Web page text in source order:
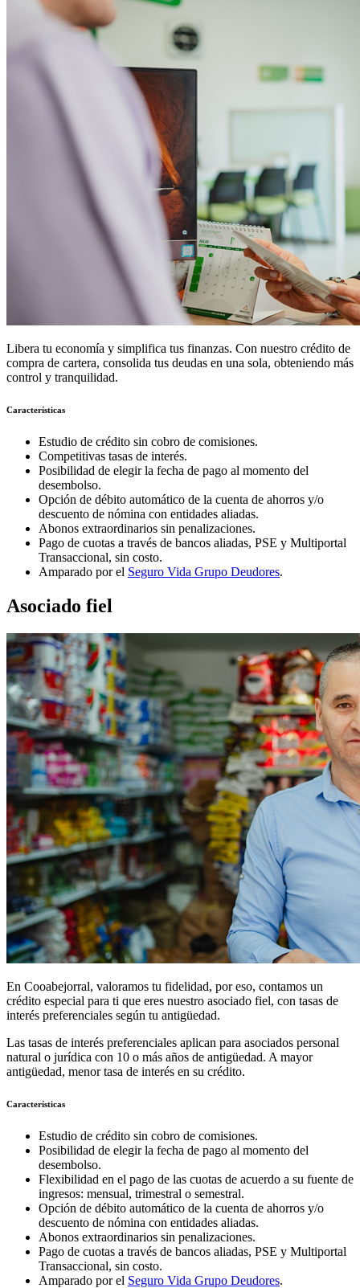
Libera tu economía y simplifica tus finanzas. Con nuestro crédito de
compra de cartera, consolida tus deudas en una sola, obteniendo más
control y tranquilidad.
Características
Estudio de crédito sin cobro de comisiones.
Competitivas tasas de interés.
Posibilidad de elegir la fecha de pago al momento del
desembolso.
Opción de débito automático de la cuenta de ahorros y/o
descuento de nómina con entidades aliadas.
Abonos extraordinarios sin penalizaciones.
Pago de cuotas a través de bancos aliadas, PSE y Multiportal
Transaccional, sin costo.
Amparado por el Seguro Vida Grupo Deudores.
Asociado fiel
En Cooabejorral, valoramos tu fidelidad, por eso, contamos un
crédito especial para ti que eres nuestro asociado fiel, con tasas de
interés preferenciales según tu antigüedad.
Las tasas de interés preferenciales aplican para asociados personal
natural o jurídica con 10 o más años de antigüedad. A mayor
antigüedad, menor tasa de interés en su crédito.
Características
Estudio de crédito sin cobro de comisiones.
Posibilidad de elegir la fecha de pago al momento del
desembolso.
Flexibilidad en el pago de las cuotas de acuerdo a su fuente de
ingresos: mensual, trimestral o semestral.
Opción de débito automático de la cuenta de ahorros y/o
descuento de nómina con entidades aliadas.
Abonos extraordinarios sin penalizaciones.
Pago de cuotas a través de bancos aliadas, PSE y Multiportal
Transaccional, sin costo.
Amparado por el Seguro Vida Grupo Deudores.